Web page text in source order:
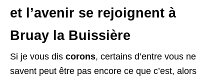
et l’avenir se rejoignent à
Bruay la Buissière
Si je vous dis corons, certains d’entre vous ne
savent peut être pas encore ce que c’est, alors